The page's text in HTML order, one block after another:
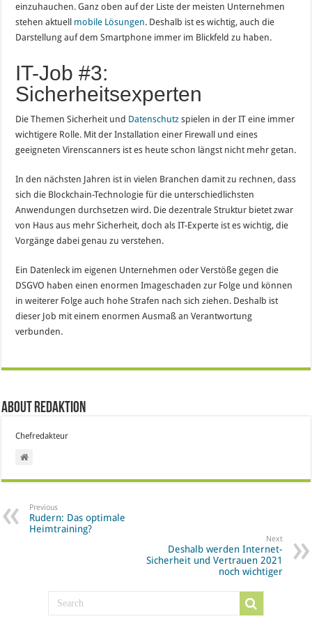
einzuhauchen. Ganz oben auf der Liste der meisten Unternehmen
stehen aktuell mobile Lösungen. Deshalb ist es wichtig, auch die
Darstellung auf dem Smartphone immer im Blickfeld zu haben.
IT-Job #3:
Sicherheitsexperten
Die Themen Sicherheit und Datenschutz spielen in der IT eine immer
wichtigere Rolle. Mit der Installation einer Firewall und eines
geeigneten Virenscanners ist es heute schon längst nicht mehr getan.
In den nächsten Jahren ist in vielen Branchen damit zu rechnen, dass
sich die Blockchain-Technologie für die unterschiedlichsten
Anwendungen durchsetzen wird. Die dezentrale Struktur bietet zwar
von Haus aus mehr Sicherheit, doch als IT-Experte ist es wichtig, die
Vorgänge dabei genau zu verstehen.
Ein Datenleck im eigenen Unternehmen oder Verstöße gegen die
DSGVO haben einen enormen Imageschaden zur Folge und können
in weiterer Folge auch hohe Strafen nach sich ziehen. Deshalb ist
dieser Job mit einem enormen Ausmaß an Verantwortung
verbunden.
About Redaktion
Chefredakteur
Previous
Rudern: Das optimale
Heimtraining?
Next
Deshalb werden Internet-
Sicherheit und Vertrauen 2021
noch wichtiger